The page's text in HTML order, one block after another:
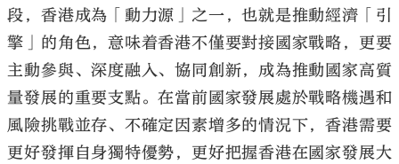
段，香港成為「動力源」之一，也就是推動經濟「引
擎」的角色，意味着香港不僅要對接國家戰略，更要
主動參與、深度融入、協同創新，成為推動國家高質
量發展的重要支點。在當前國家發展處於戰略機遇和
風險挑戰並存、不確定因素增多的情況下，香港需要
更好發揮自身獨特優勢，更好把握香港在國家發展大